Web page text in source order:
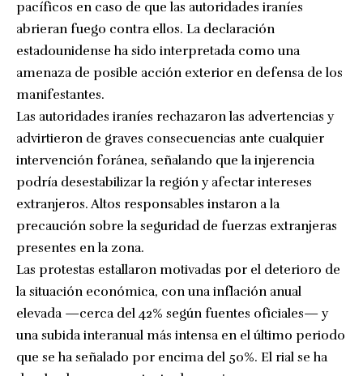
pacíficos en caso de que las autoridades iraníes
abrieran fuego contra ellos. La declaración
estadounidense ha sido interpretada como una
amenaza de posible acción exterior en defensa de los
manifestantes.
Las autoridades iraníes rechazaron las advertencias y
advirtieron de graves consecuencias ante cualquier
intervención foránea, señalando que la injerencia
podría desestabilizar la región y afectar intereses
extranjeros. Altos responsables instaron a la
precaución sobre la seguridad de fuerzas extranjeras
presentes en la zona.
Las protestas estallaron motivadas por el deterioro de
la situación económica, con una inflación anual
elevada —cerca del 42% según fuentes oficiales— y
una subida interanual más intensa en el último periodo
que se ha señalado por encima del 50%. El rial se ha